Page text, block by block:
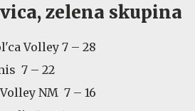
zelena skupina
Volley 7 – 28
7 – 22
Volley NM 7 – 16